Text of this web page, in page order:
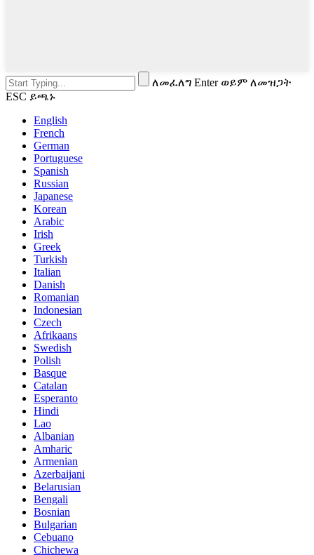
ለመፈለግ Enter ወይም ለመዝጋት
ESC ይጫኑ
English
French
German
Portuguese
Spanish
Russian
Japanese
Korean
Arabic
Irish
Greek
Turkish
Italian
Danish
Romanian
Indonesian
Czech
Afrikaans
Swedish
Polish
Basque
Catalan
Esperanto
Hindi
Lao
Albanian
Amharic
Armenian
Azerbaijani
Belarusian
Bengali
Bosnian
Bulgarian
Cebuano
Chichewa